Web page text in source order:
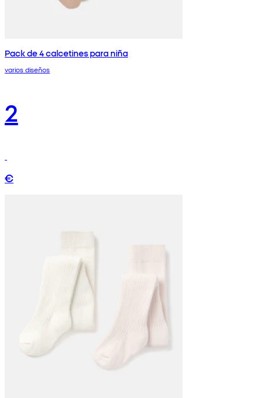
Pack de 4 calcetines para niña
varios diseños
2
€